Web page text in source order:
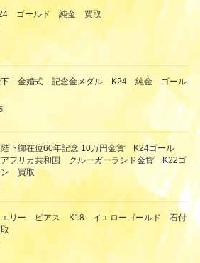
ゴールド 純金 買取
下 金婚式 記念金メダル K24 純金 ゴール
下御在位60年記念 10万円金貨 K24ゴール
フリカ共和国 クルーガーランド金貨 K22ゴ
買取
リー ピアス K18 イエローゴールド 石付